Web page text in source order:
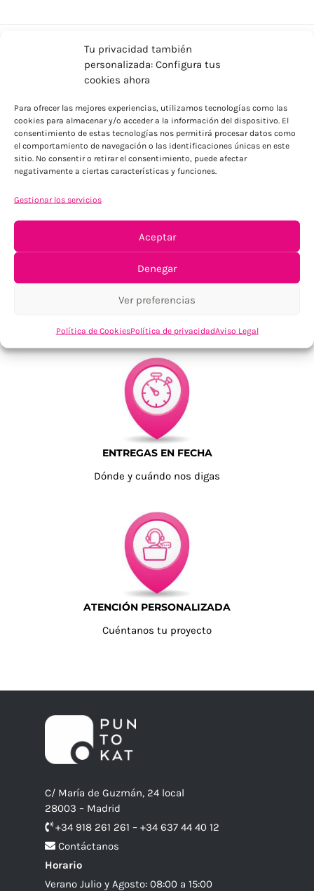
Tu privacidad también
personalizada: Configura tus
cookies ahora
Para ofrecer las mejores experiencias, utilizamos tecnologías como las
cookies para almacenar y/o acceder a la información del dispositivo. El
consentimiento de estas tecnologías nos permitirá procesar datos como
el comportamiento de navegación o las identificaciones únicas en este
sitio. No consentir o retirar el consentimiento, puede afectar
negativamente a ciertas características y funciones.
Gestionar los servicios
Aceptar
Denegar
Ver preferencias
Política de CookiesPolítica de privacidadAviso Legal
ENVÍOS ECONÓMICOS
Para Península, resto consultar
TU SATISFACCIÓN = LA NUESTRA
ENTREGAS EN FECHA
Dónde y cuándo nos digas
ATENCIÓN PERSONALIZADA
Cuéntanos tu proyecto
C/ María de Guzmán, 24 local
28003 – Madrid
+34 918 261 261 – +34 637 44 40 12
Contáctanos
Horario
Verano Julio y Agosto: 08:00 a 15:00